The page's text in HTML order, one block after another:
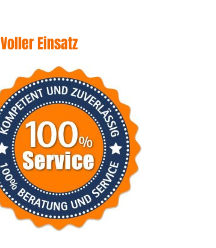
Voller Einsatz